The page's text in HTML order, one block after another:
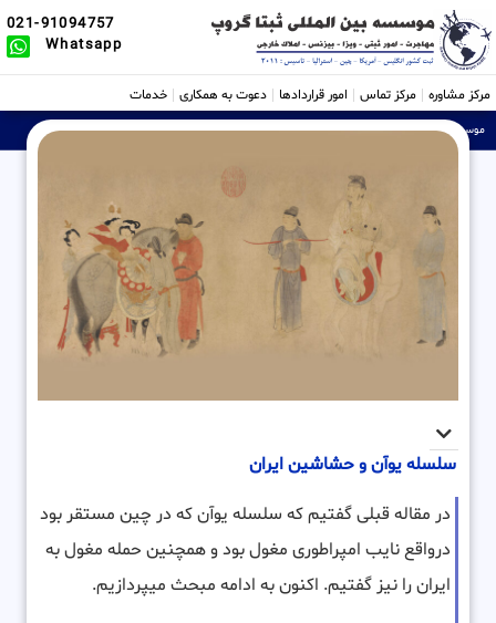
021-91094757
Whatsapp
مرکز مشاوره مرکز تماس امور قراردادها دعوت به همکاری خدمات
موسسه ثبتی، حقوقی و بین الملل Sabtta »سلسله یوآن و حشاشین ایران
سلسله یوآن و حشاشین ایران
در مقاله قبلی گفتیم که سلسله یوآن که در چین مستقر بود
درواقع نایب امپراطوری مغول بود و همچنین حمله مغول به
ایران را نیز گفتیم. اکنون به ادامه مبحث میپردازیم.